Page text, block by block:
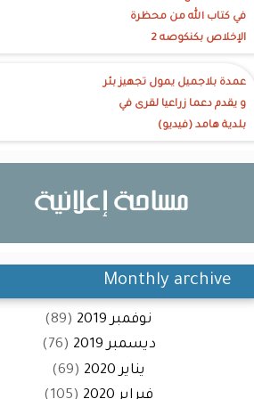
في كتاب الله من محظرة
الإخلاص بكنكوصه 2
عمدة بلاجميل يمول تجهيز بئر
و يقدم دعما زراعيا لقرى في
بلدية هامد (فيديو)
Monthly archive
نوفمبر 2019
(89)
ديسمبر 2019
(76)
يناير 2020
(69)